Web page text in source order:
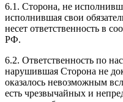
6.1. Сторона, не
исполнившая свои
несет ответственность в
РФ.
6.2. Ответственность по
нарушившая Сторона не
оказалось невозможным
есть чрезвычайных и